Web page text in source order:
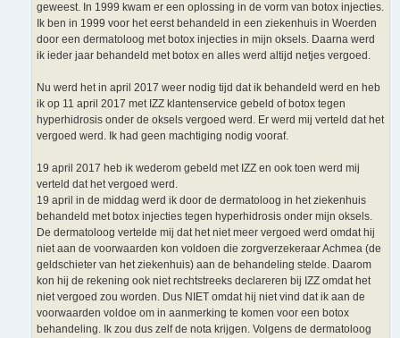
geweest. In 1999 kwam er een oplossing in de vorm van botox injecties.
Ik ben in 1999 voor het eerst behandeld in een ziekenhuis in Woerden
door een dermatoloog met botox injecties in mijn oksels. Daarna werd
ik ieder jaar behandeld met botox en alles werd altijd netjes vergoed.
Nu werd het in april 2017 weer nodig tijd dat ik behandeld werd en heb
ik op 11 april 2017 met IZZ klantenservice gebeld of botox tegen
hyperhidrosis onder de oksels vergoed werd. Er werd mij verteld dat het
vergoed werd. Ik had geen machtiging nodig vooraf.
19 april 2017 heb ik wederom gebeld met IZZ en ook toen werd mij
verteld dat het vergoed werd.
19 april in de middag werd ik door de dermatoloog in het ziekenhuis
behandeld met botox injecties tegen hyperhidrosis onder mijn oksels.
De dermatoloog vertelde mij dat het niet meer vergoed werd omdat hij
niet aan de voorwaarden kon voldoen die zorgverzekeraar Achmea (de
geldschieter van het ziekenhuis) aan de behandeling stelde. Daarom
kon hij de rekening ook niet rechtstreeks declareren bij IZZ omdat het
niet vergoed zou worden. Dus NIET omdat hij niet vind dat ik aan de
voorwaarden voldoe om in aanmerking te komen voor een botox
behandeling. Ik zou dus zelf de nota krijgen. Volgens de dermatoloog